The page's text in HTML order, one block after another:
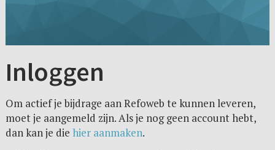
Inloggen
Om actief je bijdrage aan Refoweb te kunnen leveren,
moet je aangemeld zijn. Als je nog geen account hebt,
dan kan je die hier aanmaken.